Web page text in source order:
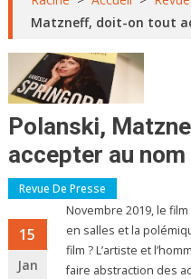
Matzneff, doit-on tout
Polanski,
accepter au nom
Revue De Presse
15
Jan
Novembre 2019, le
en salles et la
film ? L’artiste et
faire abstraction des